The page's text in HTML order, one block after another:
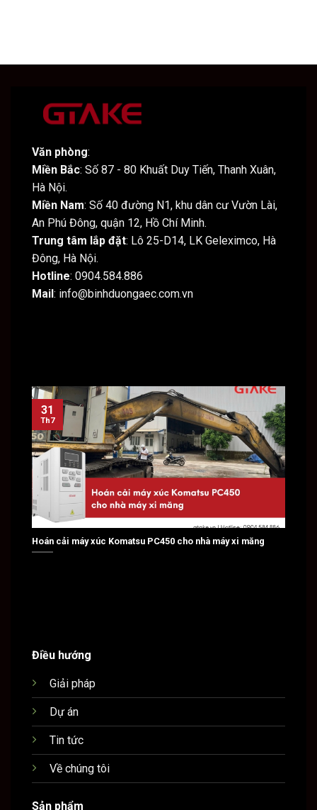
Văn phòng:
Miền Bắc: Số 87 - 80 Khuất Duy Tiến, Thanh Xuân,
Hà Nội.
Miền Nam: Số 40 đường N1, khu dân cư Vườn Lài,
An Phú Đông, quận 12, Hồ Chí Minh.
Trung tâm lắp đặt: Lô 25-D14, LK Geleximco, Hà
Đông, Hà Nội.
Hotline: 0904.584.886
Mail : info@binhduongaec.com.vn
Điều hướng
Giải pháp
Dự án
Tin tức
Về chúng tôi
Sản phẩm
Hoán cải máy xúc Komatsu PC450 cho nhà máy xi măng
31
Th7